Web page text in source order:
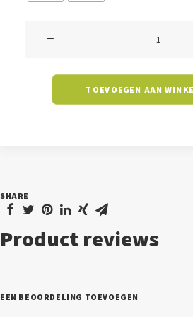
Lamp
TOEVOEGEN AAN
SHARE
Product reviews
EEN BEOORDELING TOEVOEGEN